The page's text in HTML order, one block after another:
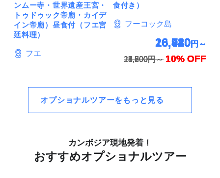
6,480 円～
7,200円～ 10% OFF
16,920 円～
18,800円～ 10% OFF
10,710 円～
11,900円～ 10% OFF
16,920 円～
18,800円～ 10% OFF
ンムー寺・世界遺産王宮・
トゥドゥック帝廟・カイデ
イン帝廟）昼食付（フエ宮
廷料理）
フエ
16,740 円～
18,600円～ 10% OFF
食付き）
フーコック島
26,730 円～
29,700円～ 10% OFF
オプショナルツアーをもっと見る
カンボジア現地発着！
おすすめオプショナルツアー